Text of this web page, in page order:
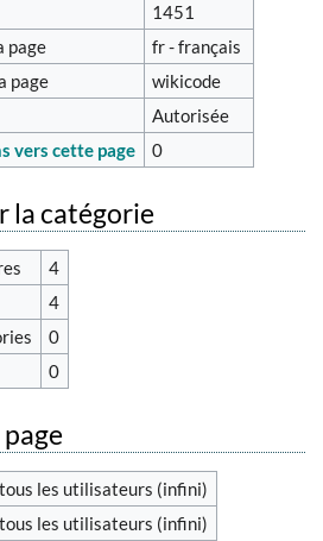
1451
page
fr - français
page
wikicode
Autorisée
vers cette page
0
la catégorie
4
4
0
0
les utilisateurs (infini)
les utilisateurs (infini)